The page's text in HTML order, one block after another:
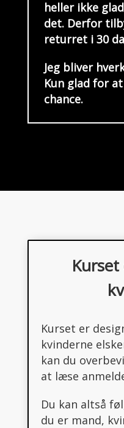
heller ikke
det. Derfor
returret i 30
Jeg bliver
Kun glad for
chance.
Kurset er
kvinderne
kan du
at læse
Du kan altså
du er mand,